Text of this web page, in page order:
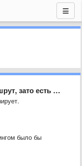
два 28-го маршрута
было бы